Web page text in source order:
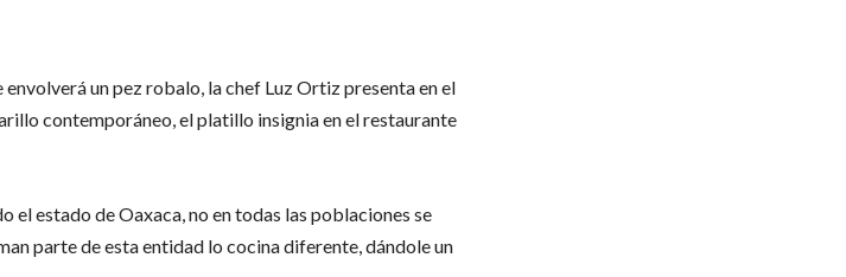
un pez robalo, la chef Luz Ortiz presenta en el
contemporáneo, el platillo insignia en el restaurante
el estado de Oaxaca, no en todas las poblaciones se
parte de esta entidad lo cocina diferente, dándole un